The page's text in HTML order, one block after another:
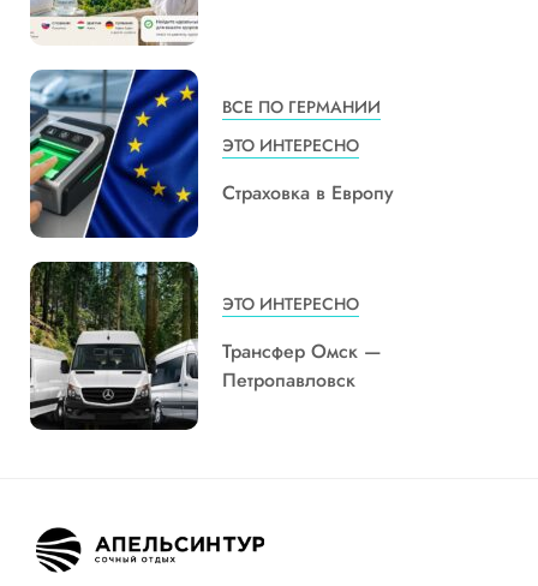
ВСЕ ПО ГЕРМАНИИ
ЭТО ИНТЕРЕСНО
Страховка в Европу
ЭТО ИНТЕРЕСНО
Трансфер Омск —
Петропавловск